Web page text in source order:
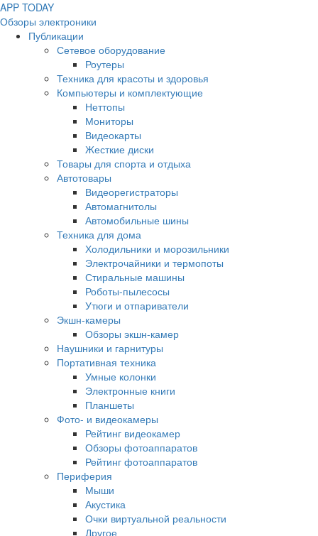
APP TODAY
Обзоры электроники
Публикации
Сетевое оборудование
Роутеры
Техника для красоты и здоровья
Компьютеры и комплектующие
Неттопы
Мониторы
Видеокарты
Жесткие диски
Товары для спорта и отдыха
Автотовары
Видеорегистраторы
Автомагнитолы
Автомобильные шины
Техника для дома
Холодильники и морозильники
Электрочайники и термопоты
Стиральные машины
Роботы-пылесосы
Утюги и отпариватели
Экшн-камеры
Обзоры экшн-камер
Наушники и гарнитуры
Портативная техника
Умные колонки
Электронные книги
Планшеты
Фото- и видеокамеры
Рейтинг видеокамер
Обзоры фотоаппаратов
Рейтинг фотоаппаратов
Периферия
Мыши
Акустика
Очки виртуальной реальности
Другое